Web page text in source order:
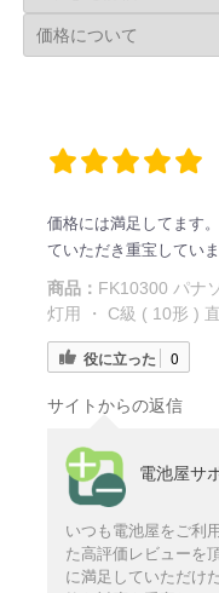
価格には満足してます
ていただき重宝していま
商品： FK10300 パナ
灯用 ・ C級 ( 10形 )
役に立った 0
サイトからの返信
電池屋サ
いつも電池屋をご利
た高評価レビューを
に満足していただけ